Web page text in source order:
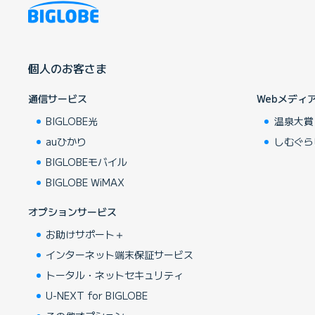
個人のお客さま
通信サービス
BIGLOBE光
auひかり
BIGLOBEモバイル
BIGLOBE WiMAX
オプションサービス
お助けサポート＋
インターネット端末保証サービス
トータル・ネットセキュリティ
U-NEXT for BIGLOBE
Webメディ
温泉大賞
しむぐ